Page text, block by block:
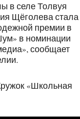
в селе Толвуя
Щёголева стала
премии в
в номинации
сообщает
«Школьная